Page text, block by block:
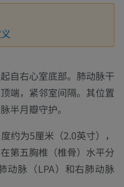
起自右心室底部。肺动脉干
端，紧邻室间隔。其位置
半月瓣守护。
为5厘米（2.0英寸），
第五胸椎（椎骨）水平分
动脉（LPA）和右肺动脉